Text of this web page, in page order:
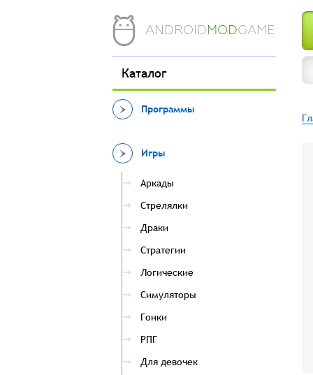
ANDROIDMODGAME
Каталог
Программы
Игры
Аркады
Стрелялки
Драки
Стратегии
Логические
Симуляторы
Гонки
РПГ
Для девочек